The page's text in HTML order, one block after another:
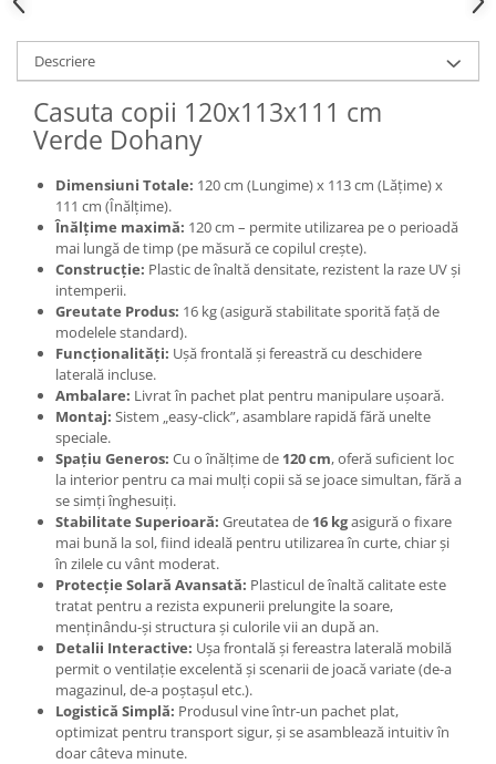
Descriere
Casuta copii 120x113x111 cm
Verde Dohany
Dimensiuni Totale: 120 cm (Lungime) x 113 cm (Lățime) x
111 cm (Înălțime).
Înălțime maximă: 120 cm – permite utilizarea pe o perioadă
mai lungă de timp (pe măsură ce copilul crește).
Construcție: Plastic de înaltă densitate, rezistent la raze UV și
intemperii.
Greutate Produs: 16 kg (asigură stabilitate sporită față de
modelele standard).
Funcționalități: Ușă frontală și fereastră cu deschidere
laterală incluse.
Ambalare: Livrat în pachet plat pentru manipulare ușoară.
Montaj: Sistem „easy-click”, asamblare rapidă fără unelte
speciale.
Spațiu Generos: Cu o înălțime de 120 cm, oferă suficient loc
la interior pentru ca mai mulți copii să se joace simultan, fără a
se simți înghesuiți.
Stabilitate Superioară: Greutatea de 16 kgasigură o fixare
mai bună la sol, fiind ideală pentru utilizarea în curte, chiar și
în zilele cu vânt moderat.
Protecție Solară Avansată: Plasticul de înaltă calitate este
tratat pentru a rezista expunerii prelungite la soare,
menținându-și structura și culorile vii an după an.
Detalii Interactive: Ușa frontală și fereastra laterală mobilă
permit o ventilație excelentă și scenarii de joacă variate (de-a
magazinul, de-a poștașul etc.).
Logistică Simplă: Produsul vine într-un pachet plat,
optimizat pentru transport sigur, și se asamblează intuitiv în
doar câteva minute.